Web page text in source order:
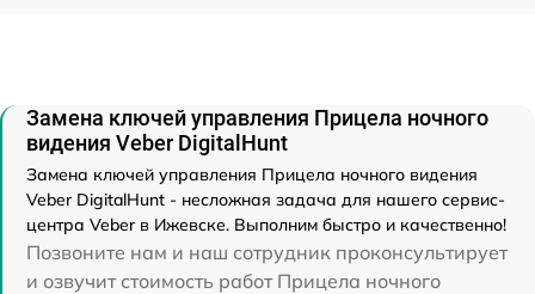
Замена ключей управления Прицела ночного
видения Veber DigitalHunt
Замена ключей управления Прицела ночного видения
Veber DigitalHunt - несложная задача для нашего сервис-
центра Veber в Ижевске. Выполним быстро и качественно!
Позвоните нам и наш сотрудник проконсультирует
и озвучит стоимость работ Прицела ночного